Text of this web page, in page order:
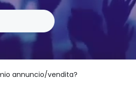
annuncio/vendita?